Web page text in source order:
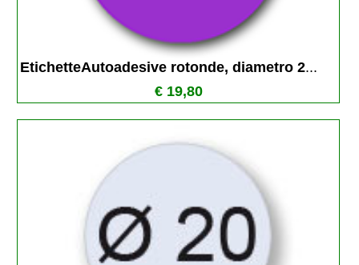
EtichetteAutoadesive rotonde, diametro 2...
€ 19,80